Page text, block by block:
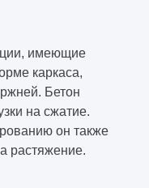
имеющие
каркаса,
Бетон
на сжатие.
он также
растяжение.